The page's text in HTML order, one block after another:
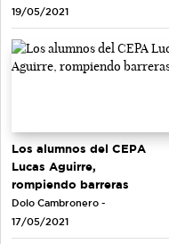
19/05/2021
Los alumnos del CEPA
Lucas Aguirre,
rompiendo barreras
Dolo Cambronero -
17/05/2021